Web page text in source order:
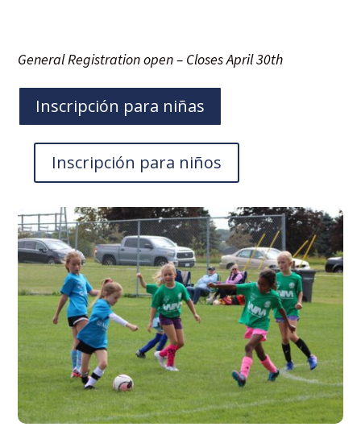
General Registration open – Closes April 30th
Inscripción para niñas
Inscripción para niños